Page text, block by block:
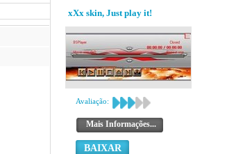
xXx skin, Just play it!
Avaliação:
Mais Informações...
BAIXAR